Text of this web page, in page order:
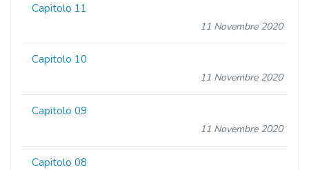
Capitolo 11
11 Novembre 2020
Capitolo 10
11 Novembre 2020
Capitolo 09
11 Novembre 2020
Capitolo 08